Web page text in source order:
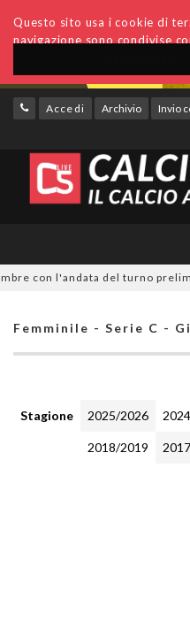
Questo sito usa i cookie di
navigazione sono condivise
Accedi Archivio Invio
l'andata del turno
Femminile - Serie C -
Stagione 2025/2026
2018/2019